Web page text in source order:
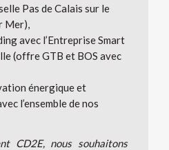
Pas de Calais sur le
Mer),
avec l’Entreprise Smart
(offre GTB et BOS avec
énergique et
l’ensemble de nos
CD2E, nous souhaitons